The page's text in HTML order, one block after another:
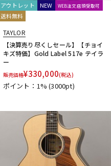
アウトレット NEW WEB注文店頭受取可
送料無料
TAYLOR
【決算売り尽くしセール】【チョイ
キズ特価】Gold Label 517e テイラ
ー
販売価格¥330,000(税込)
ポイント：1%(3000pt)